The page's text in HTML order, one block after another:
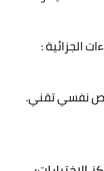
الجزائية :
نفسي تقني.